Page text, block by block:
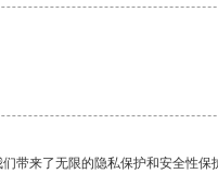
带来了无限的隐私保护和安全性保